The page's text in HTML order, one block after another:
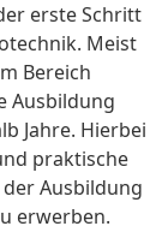
erste Schritt
Meist
Bereich
Ausbildung
Jahre. Hierbei
praktische
Ausbildung
erwerben.